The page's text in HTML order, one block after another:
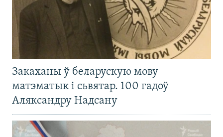
Закаханы ў беларускую мову
матэматык і сьвятар. 100 гадоў
Аляксандру Надсану